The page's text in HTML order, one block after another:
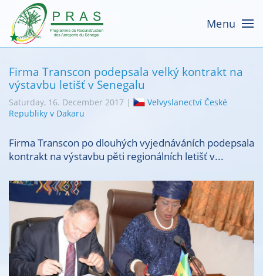
Menu
Firma Transcon podepsala velký kontrakt na
výstavbu letišť v Senegalu
Saturday, 16. December 2017 |
Velvyslanectví České
Republiky v Dakaru
Firma Transcon po dlouhých vyjednáváních podepsala
kontrakt na výstavbu pěti regionálních letišť v...